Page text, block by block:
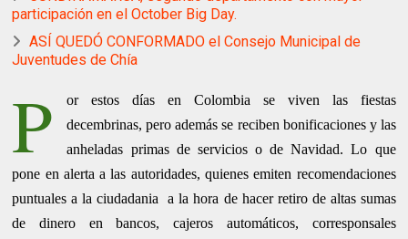
participación en el October Big Day.
ASÍ QUEDÓ CONFORMADO el Consejo Municipal de
Juventudes de Chía
P
or estos días en Colombia se viven las fiestas
decembrinas, pero además se reciben bonificaciones y las
anheladas primas de servicios o de Navidad. Lo que
pone en alerta a las autoridades, quienes emiten recomendaciones
puntuales a la ciudadania a la hora de hacer retiro de altas sumas
de dinero en bancos, cajeros automáticos, corresponsales